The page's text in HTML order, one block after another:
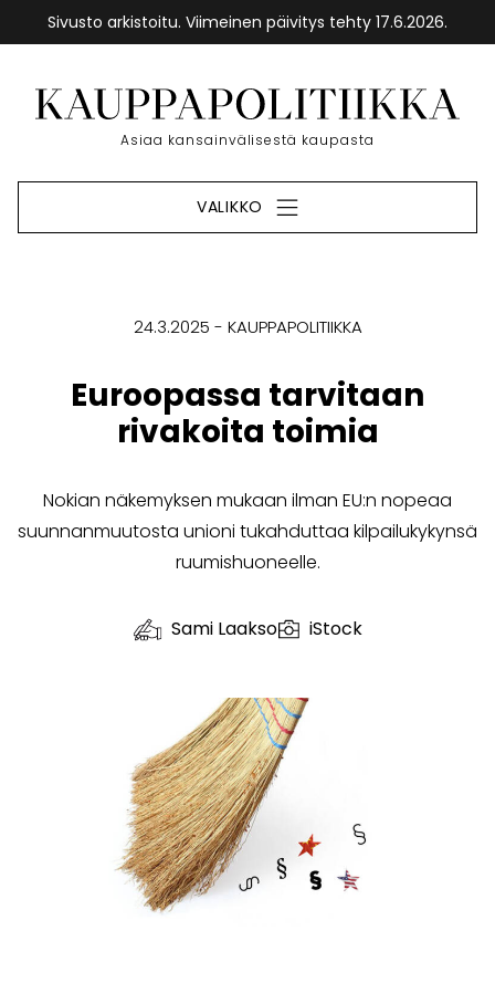
Sivusto arkistoitu. Viimeinen päivitys tehty 17.6.2026.
sisältöön
Etusivu
Asiaa kansainvälisestä kaupasta
VALIKKO
24.3.2025 KAUPPAPOLITIIKKA
Euroopassa tarvitaan
rivakoita toimia
Nokian näkemyksen mukaan ilman EU:n nopeaa
suunnan­muutosta unioni tukahduttaa kilpailukykynsä
ruumishuoneelle.
Sami Laakso iStock